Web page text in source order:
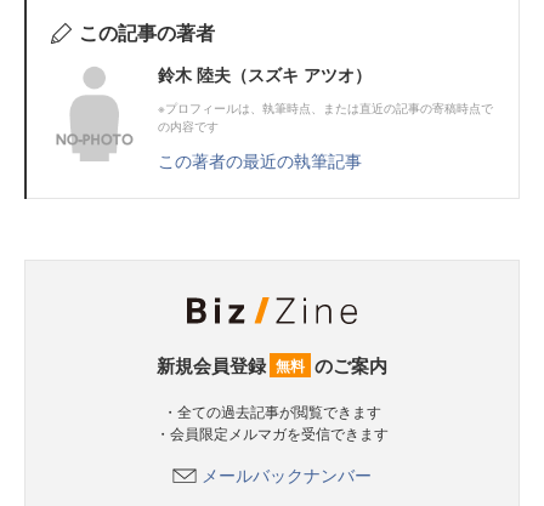
この記事の著者
鈴木 陸夫（スズキ アツオ）
※プロフィールは、執筆時点、または直近の記事の寄稿時点で
の内容です
この著者の最近の執筆記事
新規会員登録 無料 のご案内
・全ての過去記事が閲覧できます
・会員限定メルマガを受信できます
メールバックナンバー